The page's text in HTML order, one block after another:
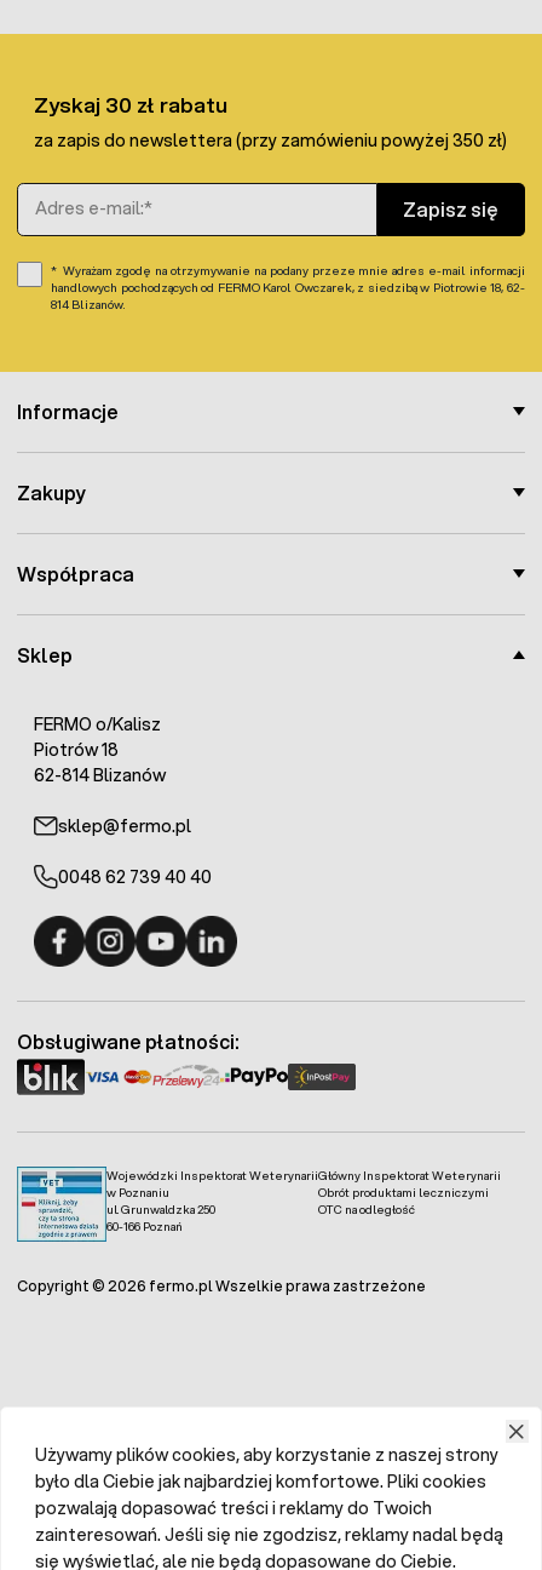
Druty przewodzące: 2x0,3mm + 1x0,25mm
stainless steel
Odporna na promieniowanie UV
Wytrzymałość na obciążenie >51kg
Sklep
FERMO o/Kalisz
Piotrów 18
62-814 Blizanów
sklep@fermo.pl
0048 62 739 40 40
Informacje
Zakupy
Współpraca
Zyskaj 30 zł rabatu
za zapis do newslettera (przy zamówieniu powyżej 350 zł)
Adres e-mail
Zapisz się
Wyrażam zgodę na otrzymywanie na podany przeze mnie adres e-mail informacji
handlowych pochodzących od FERMO Karol Owczarek, z siedzibą w Piotrowie 18, 62-
814 Blizanów.
Wojewódzki Inspektorat Weterynarii
w Poznaniu
ul. Grunwaldzka 250
60-166 Poznań
Główny Inspektorat Weterynarii
Obrót produktami leczniczymi
OTC na odległość
Obsługiwane płatności:
Copyright © 2026 fermo.pl Wszelkie prawa zastrzeżone
Używamy plików cookies, aby korzystanie z naszej strony
było dla Ciebie jak najbardziej komfortowe. Pliki cookies
pozwalają dopasować treści i reklamy do Twoich
zainteresowań. Jeśli się nie zgodzisz, reklamy nadal będą
się wyświetlać, ale nie będą dopasowane do Ciebie.